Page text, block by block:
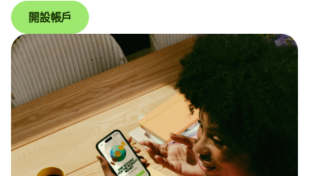
開設帳戶